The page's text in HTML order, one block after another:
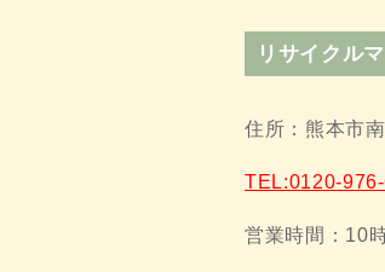
リサイクル
住所：熊本市
TEL:0120-
営業時間：10